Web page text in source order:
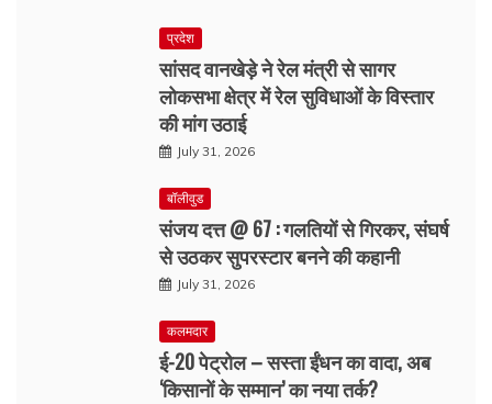
प्रदेश
सांसद वानखेड़े ने रेल मंत्री से सागर
लोकसभा क्षेत्र में रेल सुविधाओं के विस्तार
की मांग उठाई
July 31, 2026
बॉलीवुड
संजय दत्त @ 67 : गलतियों से गिरकर, संघर्ष
से उठकर सुपरस्टार बनने की कहानी
July 31, 2026
कलमदार
ई-20 पेट्रोल – सस्ता ईंधन का वादा, अब
‘किसानों के सम्मान’ का नया तर्क?